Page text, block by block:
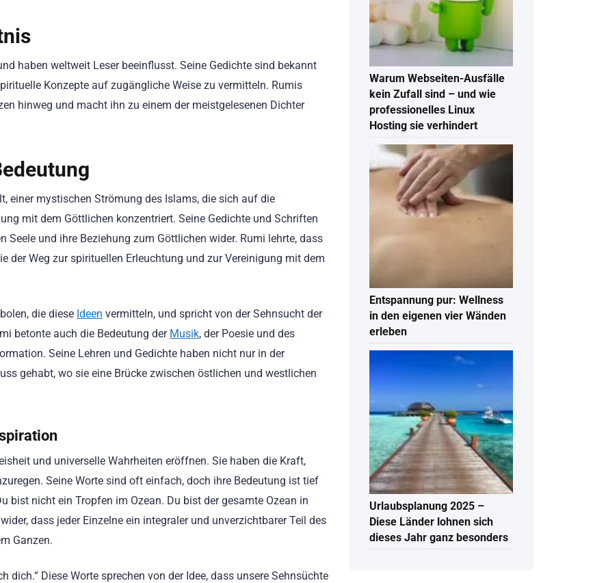
haben weltweit Leser beeinflusst. Seine Gedichte sind bekannt
Konzepte auf zugängliche Weise zu vermitteln. Rumis
hinweg und macht ihn zu einem der meistgelesenen Dichter
einer mystischen Strömung des Islams, die sich auf die
mit dem Göttlichen konzentriert. Seine Gedichte und Schriften
und ihre Beziehung zum Göttlichen wider. Rumi lehrte, dass
der Weg zur spirituellen Erleuchtung und zur Vereinigung mit dem
die diese Ideen vermitteln, und spricht von der Sehnsucht der
betonte auch die Bedeutung der Musik, der Poesie und des
Seine Lehren und Gedichte haben nicht nur in der
gehabt, wo sie eine Brücke zwischen östlichen und westlichen
und universelle Wahrheiten eröffnen. Sie haben die Kraft,
Seine Worte sind oft einfach, doch ihre Bedeutung ist tief
bist nicht ein Tropfen im Ozean. Du bist der gesamte Ozean in
dass jeder Einzelne ein integraler und unverzichtbarer Teil des
Ganzen.
dich.“ Diese Worte sprechen von der Idee, dass unsere Sehnsüchte
Warum Webseiten-Ausfälle
kein Zufall sind – und wie
professionelles Linux
Hosting sie verhindert
Entspannung pur: Wellness
in den eigenen vier Wänden
erleben
Urlaubsplanung 2025 –
Diese Länder lohnen sich
dieses Jahr ganz besonders